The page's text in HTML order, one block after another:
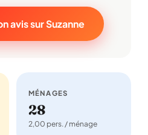
avis sur Suzanne
MÉNAGES
28
2,00 pers. / ménage